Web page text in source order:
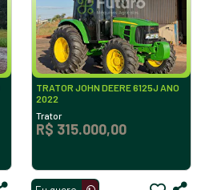
TRATOR JOHN DEERE 6125J ANO
2022
Trator
R$ 315.000,00